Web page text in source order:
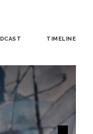
TIMELINE